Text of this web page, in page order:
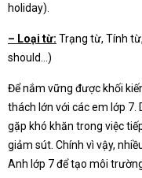
holiday).
– Loại từ: Trạng từ, Tính
should…)
Để nắm vững được khối
thách lớn với các em lớp 7.
gặp khó khăn trong việc
giảm sút. Chính vì vậy,
Anh lớp 7 để tạo môi